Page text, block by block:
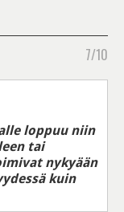
7/10
loppuu niin
tai
nykyään
kuin